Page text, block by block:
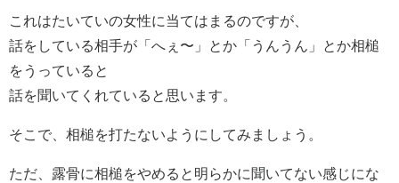
これはたいていの女性に当てはまるのですが、
話をしている相手が「へぇ〜」とか「うんうん」とか相槌
をうっていると
話を聞いてくれていると思います。
そこで、相槌を打たないようにしてみましょう。
ただ、露骨に相槌をやめると明らかに聞いてない感じにな